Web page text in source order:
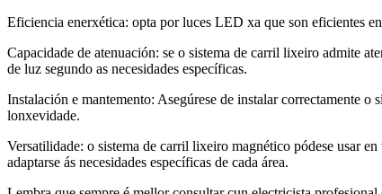
Eficiencia enerxética: opta por luces LED xa que son eficientes
Capacidade de atenuación: se o sistema de carril lixeiro admite
de luz segundo as necesidades específicas.
Instalación e mantemento: Asegúrese de instalar correctamente
lonxevidade.
Versatilidade: o sistema de carril lixeiro magnético pódese usar
adaptarse ás necesidades específicas de cada área.